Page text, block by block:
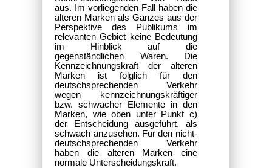
aus. Im vorliegenden Fall haben die
älteren Marken als Ganzes aus der
Perspektive des Publikums im
relevanten Gebiet keine Bedeutung
im Hinblick auf die
gegenständlichen Waren. Die
Kennzeichnungskraft der älteren
Marken ist folglich für den
deutschsprechenden Verkehr
wegen kennzeichnungskräftiger
bzw. schwacher Elemente in den
Marken, wie oben unter Punkt c)
der Entscheidung ausgeführt, als
schwach anzusehen. Für den nicht-
deutschsprechenden Verkehr
haben die älteren Marken eine
normale Unterscheidungskraft.